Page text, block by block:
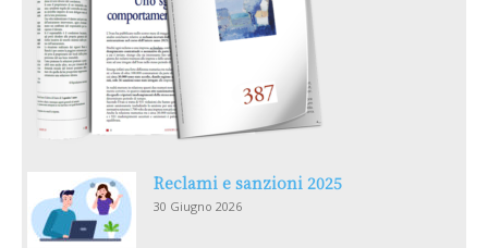
Reclami e sanzioni 2025
30 Giugno 2026